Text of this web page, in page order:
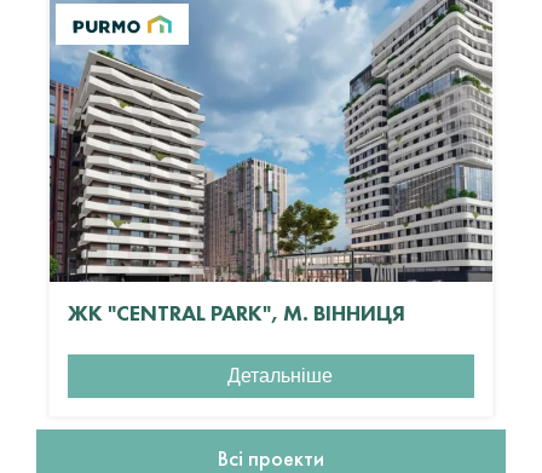
ЖК "CENTRAL PARK", М. ВІННИЦЯ
Детальніше
Всі проекти